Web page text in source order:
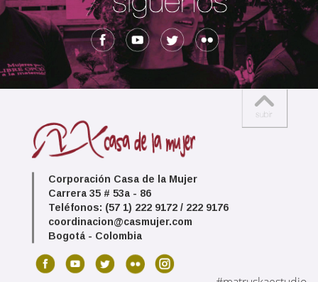
Corporación Casa de la Mujer
Carrera 35 # 53a - 86
Teléfonos: (57 1) 222 9172 / 222 9176
coordinacion@casmujer.com
Bogotá - Colombia